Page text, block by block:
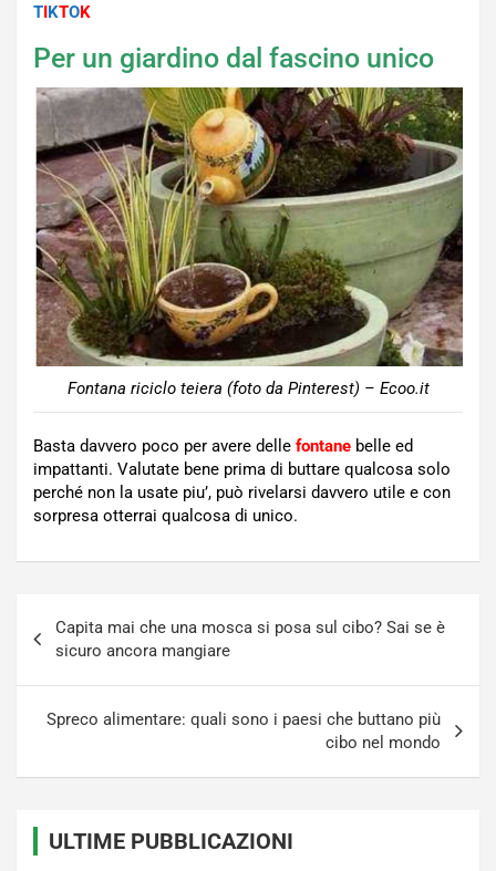
TIKTOK
Per un giardino dal fascino unico
Fontana riciclo teiera (foto da Pinterest) – Ecoo.it
Basta davvero poco per avere delle fontane belle ed
impattanti. Valutate bene prima di buttare qualcosa solo
perché non la usate piu’, può rivelarsi davvero utile e con
sorpresa otterrai qualcosa di unico.
articoli
Capita mai che una mosca si posa sul cibo? Sai se è
sicuro ancora mangiare
Spreco alimentare: quali sono i paesi che buttano più
cibo nel mondo
ULTIME PUBBLICAZIONI